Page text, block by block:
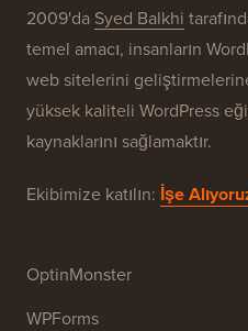
2009'da Syed Balkhi
temel amacı, insanların
web sitelerini
yüksek kaliteli WordPress
kaynaklarını sağlamaktır.
Ekibimize katılın: İşe
OptinMonster
WPForms